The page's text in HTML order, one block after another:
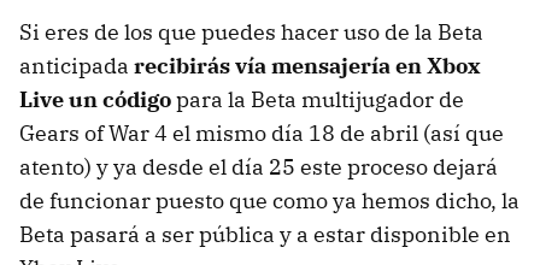
Si eres de los que puedes hacer uso de la Beta
anticipada recibirás vía mensajería en Xbox
Live un códigopara la Beta multijugador de
Gears of War 4 el mismo día 18 de abril (así que
atento) y ya desde el día 25 este proceso dejará
de funcionar puesto que como ya hemos dicho, la
Beta pasará a ser pública y a estar disponible en